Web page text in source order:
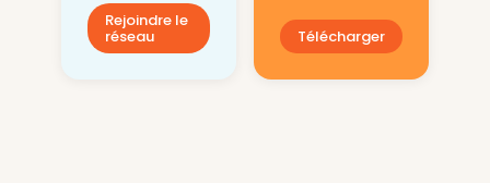
Rejoindre le
réseau Télécharger